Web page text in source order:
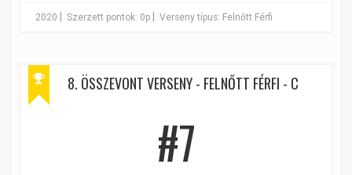
2020 Szerzett pontok: 0p Verseny típus: Felnőtt Férfi
8. ÖSSZEVONT VERSENY - FELNŐTT FÉRFI - C
#7